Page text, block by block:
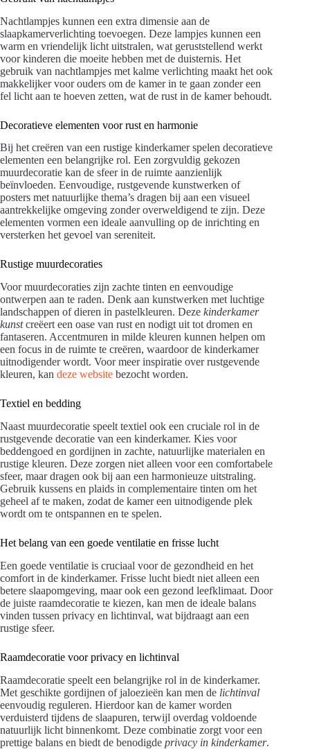
Nachtlampjes kunnen een extra dimensie aan de
slaapkamerverlichting toevoegen. Deze lampjes kunnen een
warm en vriendelijk licht uitstralen, wat geruststellend werkt
voor kinderen die moeite hebben met de duisternis. Het
gebruik van nachtlampjes met kalme verlichting maakt het ook
makkelijker voor ouders om de kamer in te gaan zonder een
fel licht aan te hoeven zetten, wat de rust in de kamer behoudt.
Decoratieve elementen voor rust en harmonie
Bij het creëren van een rustige kinderkamer spelen decoratieve
elementen een belangrijke rol. Een zorgvuldig gekozen
muurdecoratie kan de sfeer in de ruimte aanzienlijk
beïnvloeden. Eenvoudige, rustgevende kunstwerken of
posters met natuurlijke thema’s dragen bij aan een visueel
aantrekkelijke omgeving zonder overweldigend te zijn. Deze
elementen vormen een ideale aanvulling op de inrichting en
versterken het gevoel van sereniteit.
Rustige muurdecoraties
Voor muurdecoraties zijn zachte tinten en eenvoudige
ontwerpen aan te raden. Denk aan kunstwerken met luchtige
landschappen of dieren in pastelkleuren. Deze kinderkamer
kunstcreëert een oase van rust en nodigt uit tot dromen en
fantaseren. Accentmuren in milde kleuren kunnen helpen om
een focus in de ruimte te creëren, waardoor de kinderkamer
uitnodigender wordt. Voor meer inspiratie over rustgevende
kleuren, kan deze website bezocht worden.
Textiel en bedding
Naast muurdecoratie speelt textiel ook een cruciale rol in de
rustgevende decoratie van een kinderkamer. Kies voor
beddengoed en gordijnen in zachte, natuurlijke materialen en
rustige kleuren. Deze zorgen niet alleen voor een comfortabele
sfeer, maar dragen ook bij aan een harmonieuze uitstraling.
Gebruik kussens en plaids in complementaire tinten om het
geheel af te maken, zodat de kamer een uitnodigende plek
wordt om te ontspannen en te spelen.
Het belang van een goede ventilatie en frisse lucht
Een goede ventilatie is cruciaal voor de gezondheid en het
comfort in de kinderkamer. Frisse lucht biedt niet alleen een
betere slaapomgeving, maar ook een gezond leefklimaat. Door
de juiste raamdecoratie te kiezen, kan men de ideale balans
vinden tussen privacy en lichtinval, wat bijdraagt aan een
rustige sfeer.
Raamdecoratie voor privacy en lichtinval
Raamdecoratie speelt een belangrijke rol in de kinderkamer.
Met geschikte gordijnen of jaloezieën kan men de lichtinval
eenvoudig reguleren. Hierdoor kan de kamer worden
verduisterd tijdens de slaapuren, terwijl overdag voldoende
natuurlijk licht binnenkomt. Deze combinatie zorgt voor een
prettige balans en biedt de benodigde privacy in kinderkamer.